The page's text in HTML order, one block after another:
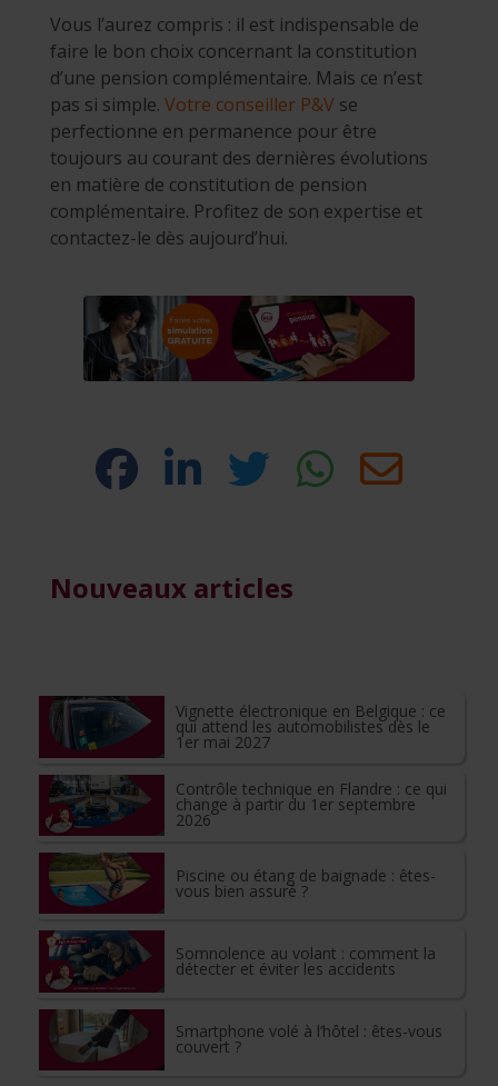
Vous l’aurez compris : il est indispensable de
faire le bon choix concernant la constitution
d’une pension complémentaire. Mais ce n’est
pas si simple. Votre conseiller P&V se
perfectionne en permanence pour être
toujours au courant des dernières évolutions
en matière de constitution de pension
complémentaire. Profitez de son expertise et
contactez-le dès aujourd’hui.
Nouveaux articles
Vignette électronique en Belgique : ce
qui attend les automobilistes dès le
1er mai 2027
Contrôle technique en Flandre : ce qui
change à partir du 1er septembre
2026
Piscine ou étang de baignade : êtes-
vous bien assuré ?
Somnolence au volant : comment la
détecter et éviter les accidents
Smartphone volé à l’hôtel : êtes-vous
couvert ?